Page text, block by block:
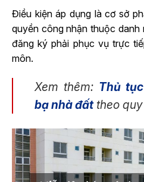
Điều kiện áp dụng là cơ sở
quyền công nhận thuộc
đăng ký phải phục vụ trực
môn.
Xem thêm: Thủ
bạ nhà đấttheo quy